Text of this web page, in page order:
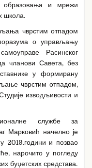
образовања и мрежи
школа.
чврстим отпадом
о управљању
Расинског
чланови Савета, без
у формирану
чврстим отпадом,
изводљивости и
службе за
Марковић начелно је
2019.години и позвао
нарочито у погледу
буџетских средстава.